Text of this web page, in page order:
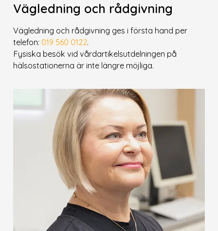
Vägledning och rådgivning
Vägledning och rådgivning ges i första hand per
telefon: 019 560 0122.
Fysiska besök vid vårdartikelsutdelningen på
hälsostationerna är inte längre möjliga.